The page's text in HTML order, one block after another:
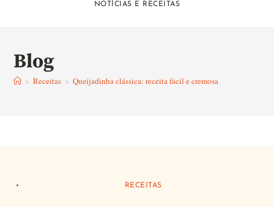
NOTÍCIAS E RECEITAS
Blog
> Receitas > Queijadinha clássica: receita fácil e cremosa
RECEITAS